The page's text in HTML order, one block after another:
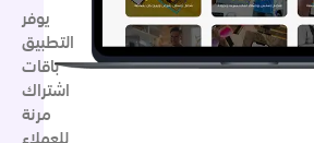
يوفر
التطبيق
باقات
اشتراك
مرنة